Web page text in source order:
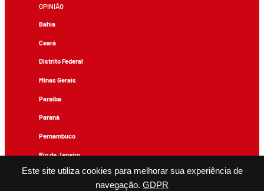
Este site utiliza cookies para melhorar sua experiência de
navegação. GDPR
OPINIÃO
Bahia
Ceará
Distrito Federal
Minas Gerais
Paraíba
Paraná
Pernambuco
Rio de Janeiro
Rio Grande do Sul